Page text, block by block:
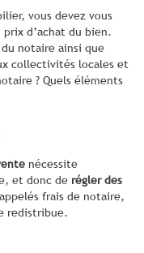
vous devez vous
d’achat du bien.
notaire ainsi que
collectivités locales et
? Quels éléments
nécessite
et donc de régler des
frais de notaire,
redistribue.